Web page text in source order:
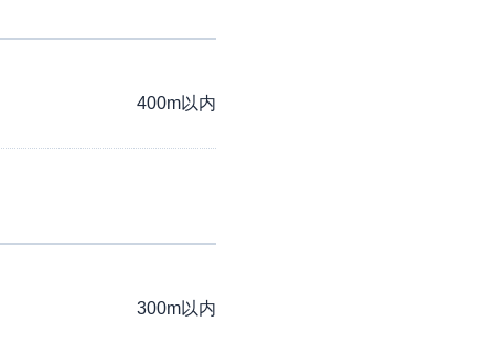
400m以内
300m以内